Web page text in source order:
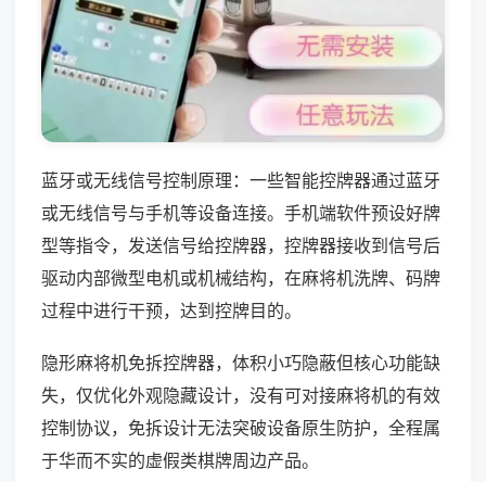
蓝牙或无线信号控制原理：一些智能控牌器通过蓝牙
或无线信号与手机等设备连接。手机端软件预设好牌
型等指令，发送信号给控牌器，控牌器接收到信号后
驱动内部微型电机或机械结构，在麻将机洗牌、码牌
过程中进行干预，达到控牌目的。
隐形麻将机免拆控牌器，体积小巧隐蔽但核心功能缺
失，仅优化外观隐藏设计，没有可对接麻将机的有效
控制协议，免拆设计无法突破设备原生防护，全程属
于华而不实的虚假类棋牌周边产品。